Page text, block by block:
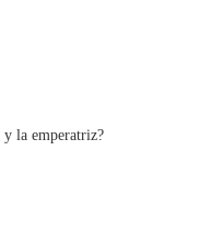
la emperatriz?